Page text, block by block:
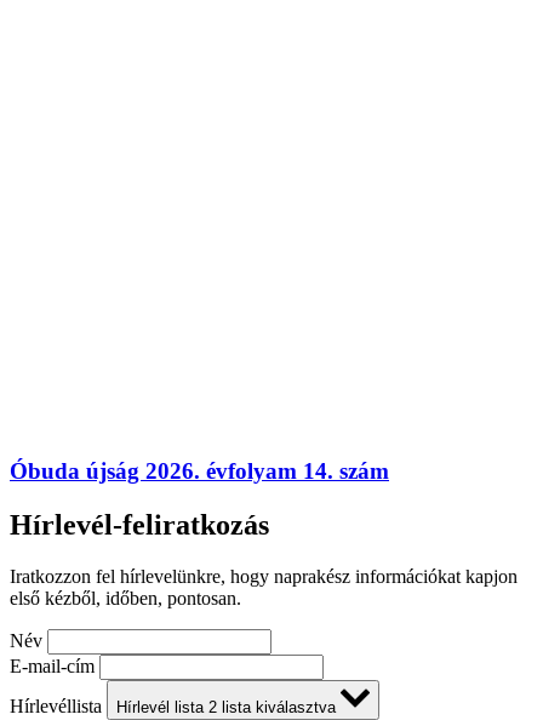
Óbuda újság 2026. évfolyam 14. szám
Hírlevél-feliratkozás
Iratkozzon fel hírlevelünkre, hogy naprakész információkat kapjon
első kézből, időben, pontosan.
Név
E-mail-cím
Hírlevéllista
Hírlevél lista 2 lista kiválasztva